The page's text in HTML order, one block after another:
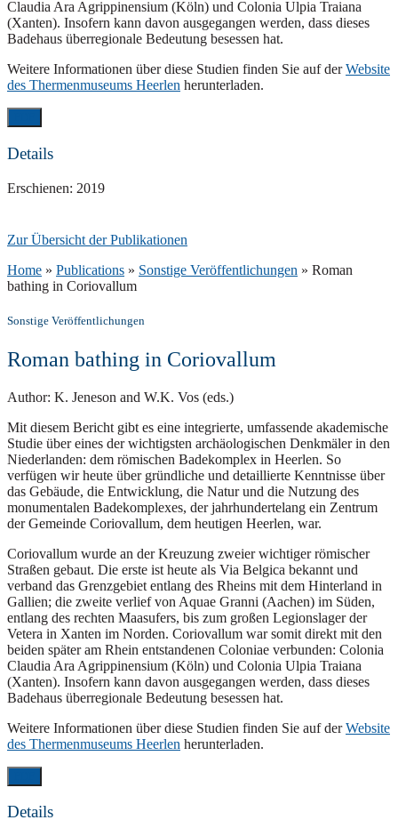
Claudia Ara Agrippinensium (Köln) und Colonia Ulpia Traiana
(Xanten). Insofern kann davon ausgegangen werden, dass dieses
Badehaus überregionale Bedeutung besessen hat.
Weitere Informationen über diese Studien finden Sie auf derWebsite
des Thermenmuseums Heerlen herunterladen.
Details
Erschienen: 2019
Zur Übersicht der Publikationen
Home » Publications » Sonstige Veröffentlichungen » Roman
bathing in Coriovallum
Sonstige Veröffentlichungen
Roman bathing in Coriovallum
Author: K. Jeneson and W.K. Vos (eds.)
Mit diesem Bericht gibt es eine integrierte, umfassende akademische
Studie über eines der wichtigsten archäologischen Denkmäler in den
Niederlanden: dem römischen Badekomplex in Heerlen. So
verfügen wir heute über gründliche und detaillierte Kenntnisse über
das Gebäude, die Entwicklung, die Natur und die Nutzung des
monumentalen Badekomplexes, der jahrhundertelang ein Zentrum
der Gemeinde Coriovallum, dem heutigen Heerlen, war.
Coriovallum wurde an der Kreuzung zweier wichtiger römischer
Straßen gebaut. Die erste ist heute als Via Belgica bekannt und
verband das Grenzgebiet entlang des Rheins mit dem Hinterland in
Gallien; die zweite verlief von Aquae Granni (Aachen) im Süden,
entlang des rechten Maasufers, bis zum großen Legionslager der
Vetera in Xanten im Norden. Coriovallum war somit direkt mit den
beiden später am Rhein entstandenen Coloniae verbunden: Colonia
Claudia Ara Agrippinensium (Köln) und Colonia Ulpia Traiana
(Xanten). Insofern kann davon ausgegangen werden, dass dieses
Badehaus überregionale Bedeutung besessen hat.
Weitere Informationen über diese Studien finden Sie auf derWebsite
des Thermenmuseums Heerlen herunterladen.
Details